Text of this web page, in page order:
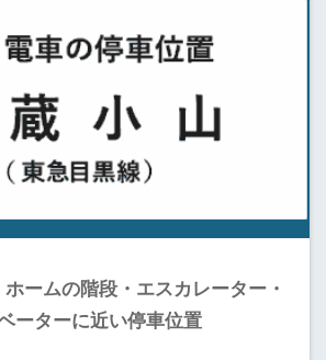
ホームの階段・エスカレーター・
ーターに近い停車位置